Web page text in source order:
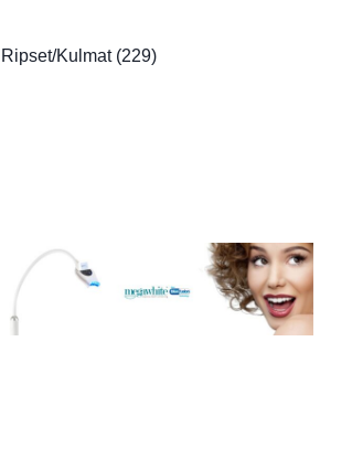
Ripset/Kulmat (229)